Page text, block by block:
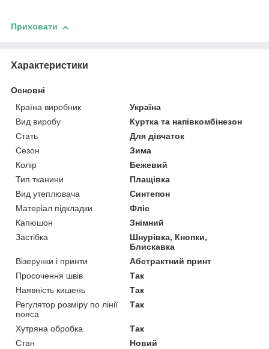
Приховати
Характеристики
Основні
Країна виробник
Україна
Вид виробу
Куртка та напівкомбінезон
Стать
Для дівчаток
Сезон
Зима
Колір
Бежевий
Тип тканини
Плащівка
Вид утеплювача
Синтепон
Матеріал підкладки
Фліс
Капюшон
Знімний
Застібка
Шнурівка, Кнопки,
Блискавка
Візерунки і принти
Абстрактний принт
Просочення швів
Так
Наявність кишень
Так
Регулятор розміру по лінії
пояса
Так
Хутряна обробка
Так
Стан
Новий